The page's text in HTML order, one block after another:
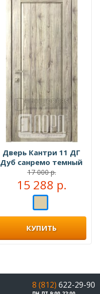
Дверь Кантри 11 ДГ
Дуб санремо темный
17 000 р.
15 288 р.
КУПИТЬ
8 (812) 622-29-90